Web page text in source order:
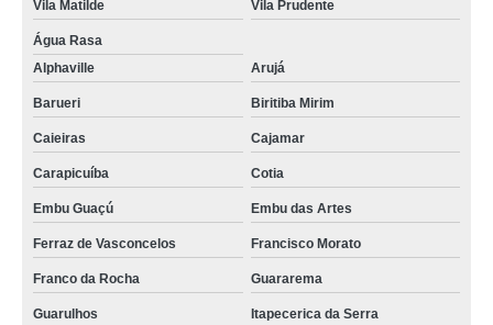
Vila Matilde Vila Prudente
Água Rasa
Alphaville
Arujá
Barueri Biritiba Mirim
Caieiras Cajamar
Carapicuíba Cotia
Embu Guaçú Embu das Artes
Ferraz de Vasconcelos Francisco Morato
Franco da Rocha Guararema
Guarulhos Itapecerica da Serra